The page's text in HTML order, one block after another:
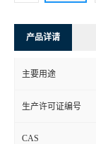
产品详请
主要用途
生产许可证编号
CAS